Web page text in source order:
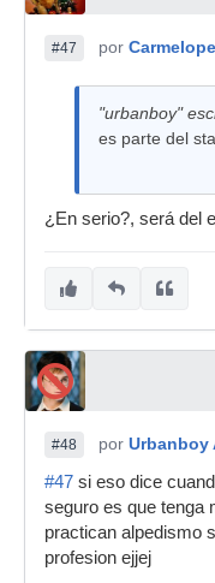
#47 por
"urbanboy"
es parte del
¿En serio?, será del
#48 por Urbanboy
#47 si eso dice
seguro es que tenga
practican alpedismo
profesion ejjej